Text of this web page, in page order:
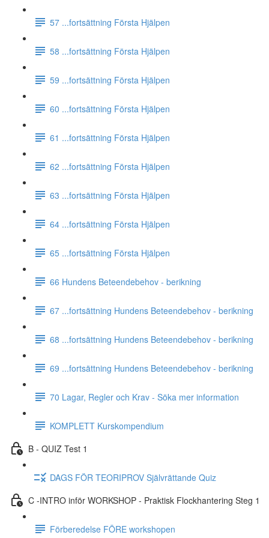
57 ...fortsättning Första Hjälpen
58 ...fortsättning Första Hjälpen
59 ...fortsättning Första Hjälpen
60 ...fortsättning Första Hjälpen
61 ...fortsättning Första Hjälpen
62 ...fortsättning Första Hjälpen
63 ...fortsättning Första Hjälpen
64 ...fortsättning Första Hjälpen
65 ...fortsättning Första Hjälpen
66 Hundens Beteendebehov - berikning
67 ...fortsättning Hundens Beteendebehov - berikning
68 ...fortsättning Hundens Beteendebehov - berikning
69 ...fortsättning Hundens Beteendebehov - berikning
70 Lagar, Regler och Krav - Söka mer information
KOMPLETT Kurskompendium
B - QUIZ Test 1
DAGS FÖR TEORIPROV Självrättande Quiz
C -INTRO inför WORKSHOP - Praktisk Flockhantering Steg 1
Förberedelse FÖRE workshopen